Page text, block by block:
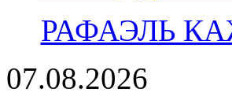
РАФАЭЛЬ
07.08.2026